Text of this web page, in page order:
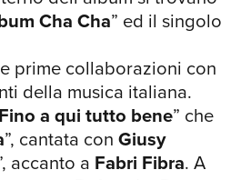
hanno tenuto
Dopo tre anni da
Marracash pubblica
che parla delle
stesso, un dialogo
Rizzo, raccontato
featuring, cui Fabio
Cha Cha” ed il singolo
prime collaborazioni con
della musica italiana.
Fino a qui tutto bene” che
”, cantata con Giusy
accanto a Fabri Fibra. A